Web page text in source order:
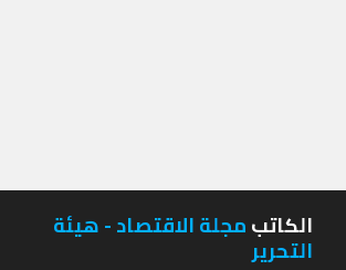
الكاتبمجلة الاقتصاد - هيئة
التحرير